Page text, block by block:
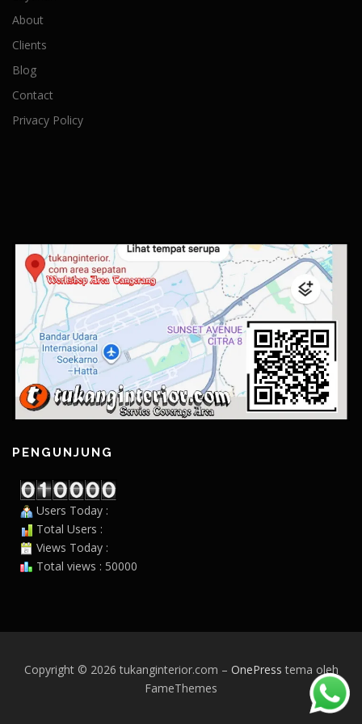
About
Clients
Blog
Contact
Privacy Policy
PENGUNJUNG
Users Today :
Total Users :
Views Today :
Total views : 50000
Copyright © 2026 tukanginterior.com – OnePress tema oleh
FameThemes